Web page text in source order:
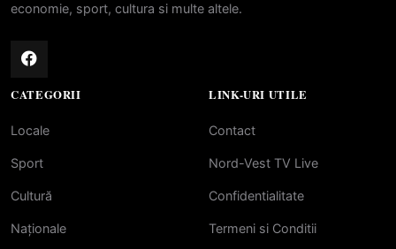
economie, sport, cultura si multe altele.
CATEGORII
Locale
Sport
Cultură
Naționale
LINK-URI UTILE
Contact
Nord-Vest TV Live
Confidentialitate
Termeni si Conditii